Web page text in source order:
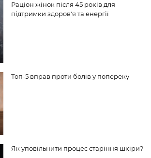
Раціон жінок після 45 років для
підтримки здоров'я та енергії
Топ-5 вправ проти болів у попереку
Як уповільнити процес старіння шкіри?